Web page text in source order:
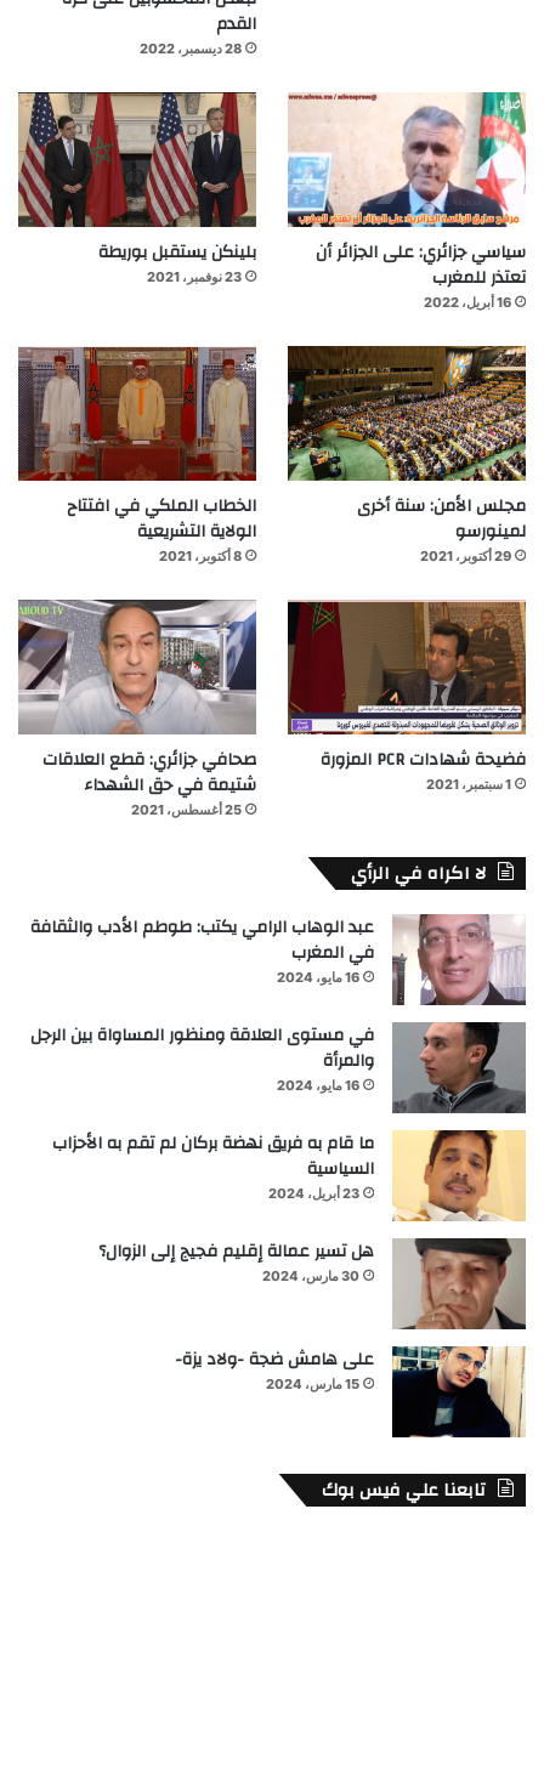
القدم
28 ديسمبر، 2022
سياسي جزائري: على الجزائر أن
تعتذر للمغرب
16 أبريل، 2022
بلينكن يستقبل بوريطة
23 نوفمبر، 2021
مجلس الأمن: سنة أخرى
لمينورسو
29 أكتوبر، 2021
الخطاب الملكي في افتتاح
الولاية التشريعية
8 أكتوبر، 2021
فضيحة شهادات PCR المزورة
1 سبتمبر، 2021
صحافي جزائري: قطع العلاقات
شتيمة في حق الشهداء
25 أغسطس، 2021
لا اكراه في الرأي
عبد الوهاب الرامي يكتب: طوطم الأدب والثقافة
في المغرب
16 مايو، 2024
في مستوى العلاقة ومنظور المساواة بين الرجل
والمرأة
16 مايو، 2024
ما قام به فريق نهضة بركان لم تقم به الأحزاب
السياسية
23 أبريل، 2024
هل تسير عمالة إقليم فجيج إلى الزوال؟
30 مارس، 2024
على هامش ضجة -ولاد يزة-
15 مارس، 2024
تابعنا علي فيس بوك